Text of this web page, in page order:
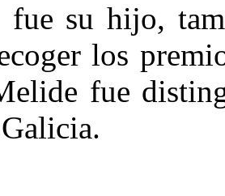
fue su hijo,
los
fue